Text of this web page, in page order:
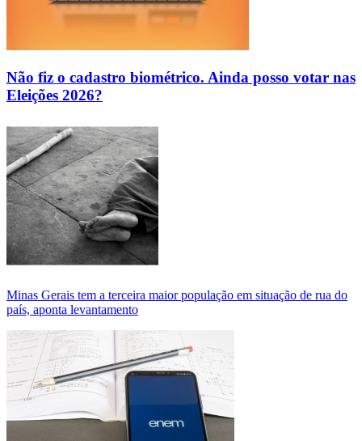
Não fiz o cadastro biométrico. Ainda posso votar nas
Eleições 2026?
Minas Gerais tem a terceira maior população em situação de rua do
país, aponta levantamento